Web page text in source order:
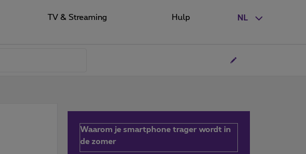
NL
TV & Streaming Hulp
Waarom je smartphone trager wordt in
de zomer